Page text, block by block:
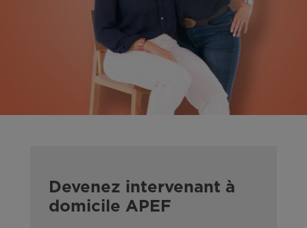
Devenez intervenant à
domicile APEF